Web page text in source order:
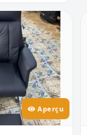
Aperçu